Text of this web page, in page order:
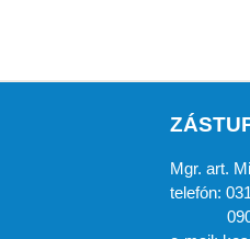
Mgr. art.
telefón:
0908